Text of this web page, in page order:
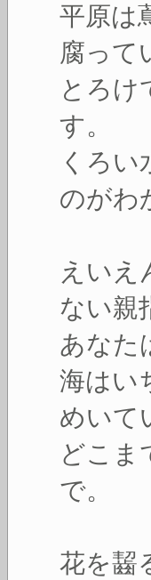
平原は
腐って
とろけ
す。
くろ
のがわ
えいえ
ない親
あなた
海はい
めいて
どこま
で。
花を齧